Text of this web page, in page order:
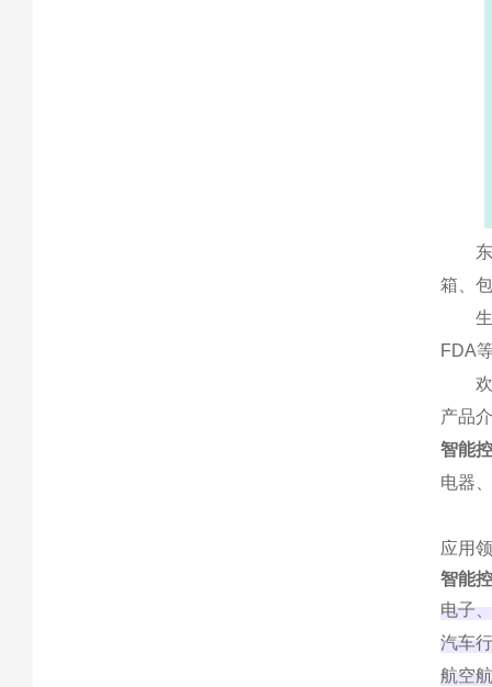
箱、
FDA
产品
智能
电器
应用
智能
电子
汽车
航空